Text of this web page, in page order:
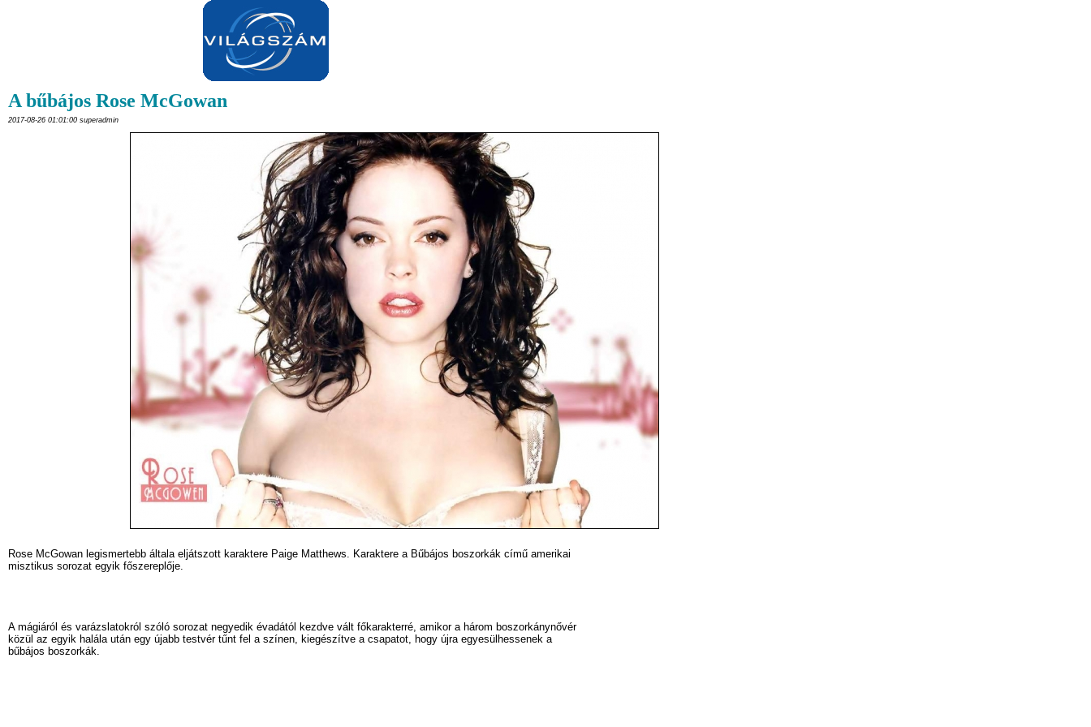
A bűbájos Rose McGowan
2017-08-26 01:01:00 superadmin
Rose McGowan legismertebb általa eljátszott karaktere Paige Matthews. Karaktere a Bűbájos boszorkák című amerikai
misztikus sorozat egyik főszereplője.
A mágiáról és varázslatokról szóló sorozat negyedik évadától kezdve vált főkarakterré, amikor a három boszorkánynővér
közül az egyik halála után egy újabb testvér tűnt fel a színen, kiegészítve a csapatot, hogy újra egyesülhessenek a
bűbájos boszorkák.